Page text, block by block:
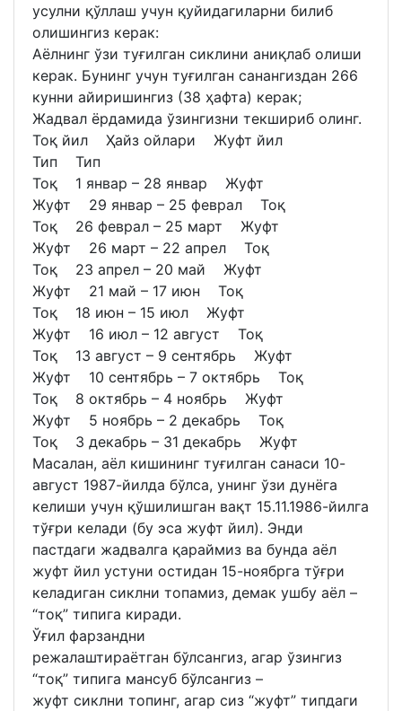
усулни қўллаш учун қуйидагиларни билиб
олишингиз керак:
Аёлнинг ўзи туғилган сиклини аниқлаб олиши
керак. Бунинг учун туғилган санангиздан 266
кунни айиришингиз (38 ҳафта) керак;
Жадвал ёрдамида ўзингизни текшириб олинг.
Тоқ йил Ҳайз ойлари Жуфт йил
Тип Тип
Тоқ 1 январ – 28 январ Жуфт
Жуфт 29 январ – 25 феврал Тоқ
Тоқ 26 феврал – 25 март Жуфт
Жуфт 26 март – 22 апрел Тоқ
Тоқ 23 апрел – 20 май Жуфт
Жуфт 21 май – 17 июн Тоқ
Тоқ 18 июн – 15 июл Жуфт
Жуфт 16 июл – 12 август Тоқ
Тоқ 13 август – 9 сентябрь Жуфт
Жуфт 10 сентябрь – 7 октябрь Тоқ
Тоқ 8 октябрь – 4 ноябрь Жуфт
Жуфт 5 ноябрь – 2 декабрь Тоқ
Тоқ 3 декабрь – 31 декабрь Жуфт
Масалан, аёл кишининг туғилган санаси 10-
август 1987-йилда бўлса, унинг ўзи дунёга
келиши учун қўшилишган вақт 15.11.1986-йилга
тўғри келади (бу эса жуфт йил). Энди
пастдаги жадвалга қараймиз ва бунда аёл
жуфт йил устуни остидан 15-ноябрга тўғри
келадиган сиклни топамиз, демак ушбу аёл –
“тоқ” типига киради.
Ўғил фарзандни
режалаштираётган бўлсангиз, агар ўзингиз
“тоқ” типига мансуб бўлсангиз –
жуфт сиклни топинг, агар сиз “жуфт” типдаги